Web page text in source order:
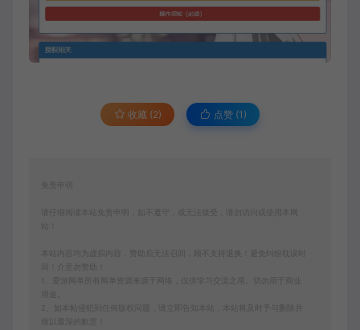
收藏 (2) 点赞 (1 )
免责申明
请仔细阅读本站免责申明，如不遵守，或无法接受，请勿访问或使用本网
本站内容均为虚拟内容，赞助后无法召回，顾不支持退换！避免纠纷耽误时
间！介意勿赞助！
1、爱游网单所有网单资源来源于网络，仅供学习交流之用。切勿用于商业
2、如本帖侵犯到任何版权问题，请立即告知本站，本站将及时予与删除并
致以最深的歉意！